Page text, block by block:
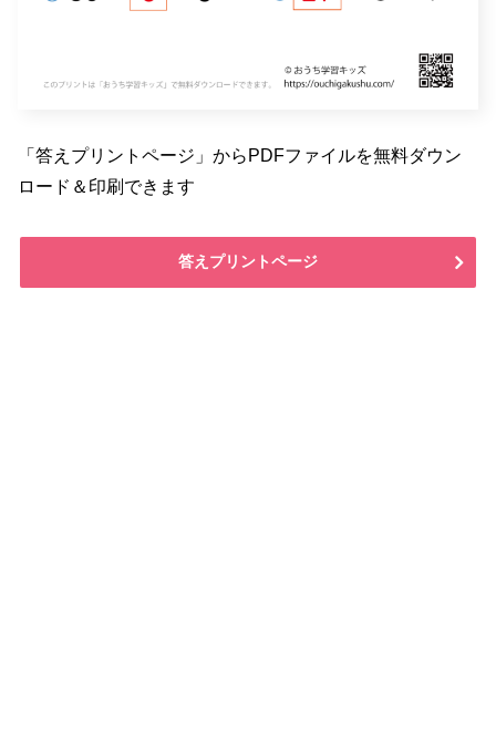
「答えプリントページ」からPDFファイルを無料ダウン
ロード＆印刷できます
答えプリントページ